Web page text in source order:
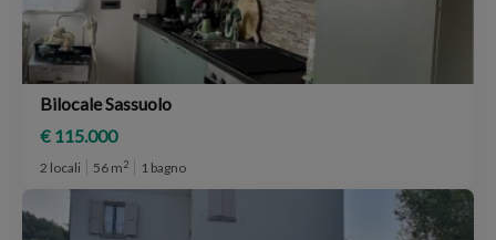
Bilocale Sassuolo
€ 115.000
2 locali 56 m2 1 bagno